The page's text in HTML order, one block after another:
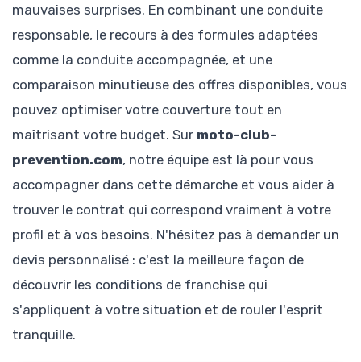
mauvaises surprises. En combinant une conduite
responsable, le recours à des formules adaptées
comme la conduite accompagnée, et une
comparaison minutieuse des offres disponibles, vous
pouvez optimiser votre couverture tout en
maîtrisant votre budget. Sur moto-club-
prevention.com, notre équipe est là pour vous
accompagner dans cette démarche et vous aider à
trouver le contrat qui correspond vraiment à votre
profil et à vos besoins. N'hésitez pas à demander un
devis personnalisé : c'est la meilleure façon de
découvrir les conditions de franchise qui
s'appliquent à votre situation et de rouler l'esprit
tranquille.